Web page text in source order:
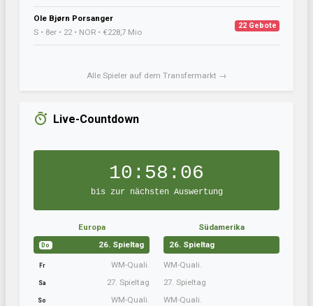
Ole Bjørn Porsanger
S • 8er • 22 • NOR • €228,7 Mio
22 Gebote
Alle Spieler auf dem Transfermarkt →
Live-Countdown
10:58:05
bis zur nächsten Auswertung
Europa
Do 26. Spieltag
Fr WM-Quali.
Sa 27. Spieltag
So WM-Quali.
Südamerika
26. Spieltag
WM-Quali.
27. Spieltag
WM-Quali.